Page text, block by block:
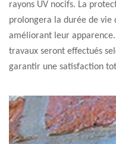
rayons UV nocifs. La
prolongera la durée de
améliorant leur
travaux seront effectués
garantir une satisfaction